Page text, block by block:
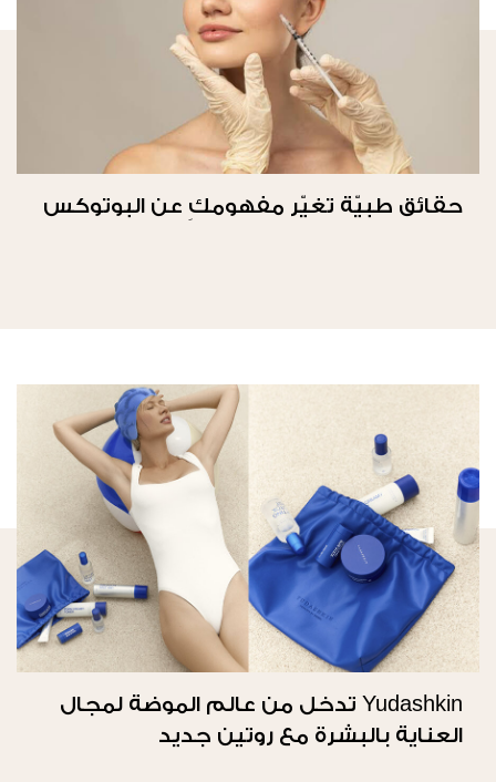
حقائق طبيّة تغيّر مفهومكِ عن البوتوكس
Yudashkin تدخل من عالم الموضة لمجال
العناية بالبشرة مع روتين جديد